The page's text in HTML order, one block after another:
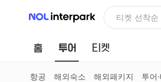
NOL 인터파크 NOLDAY,
홈 투어
항공 해외숙소 해외패키지 투어